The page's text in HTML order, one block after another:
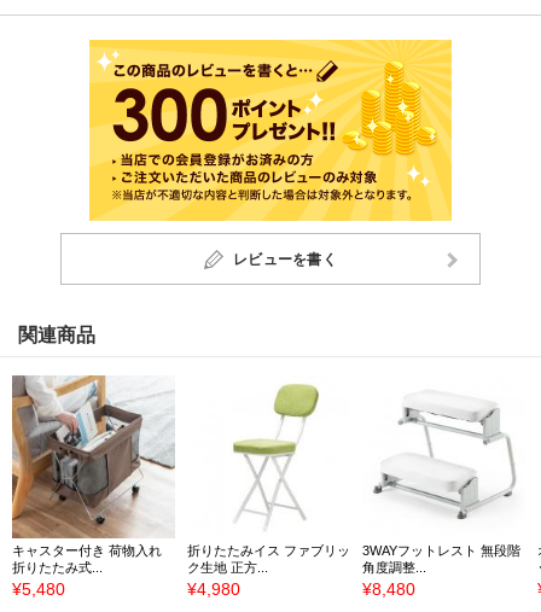
レビューを書く
関連商品
キャスター付き 荷物入れ
折りたたみ式...
¥5,480
折りたたみイス ファブリッ
ク生地 正方...
¥4,980
3WAYフットレスト 無段階
角度調整...
¥8,480